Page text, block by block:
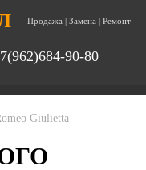
Продажа | Замена | Ремонт
90-80
Giulietta